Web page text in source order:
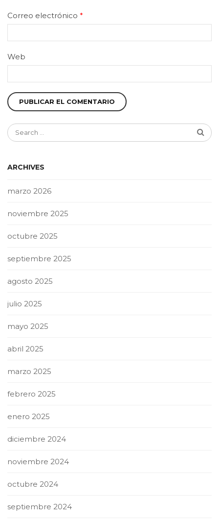
Correo electrónico *
Web
ARCHIVES
marzo 2026
noviembre 2025
octubre 2025
septiembre 2025
agosto 2025
julio 2025
mayo 2025
abril 2025
marzo 2025
febrero 2025
enero 2025
diciembre 2024
noviembre 2024
octubre 2024
septiembre 2024